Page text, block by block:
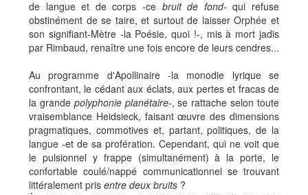
de langue et de corps -ce bruit de fond- qui refuse
obstinément de se taire, et surtout de laisser Orphée et
son signifiant-Mètre -la Poésie, quoi !-, mis à mort jadis
par Rimbaud, renaître une fois encore de leurs cendres...
Au programme d'Apollinaire -la monodie lyrique se
confrontant, le cédant aux éclats, aux pertes et fracas de
la grande polyphonie planétaire-, se rattache selon toute
vraisemblance Heidsieck, faisant œuvre des dimensions
pragmatiques, commotives et, partant, politiques, de la
langue -et de sa profération. Cependant, qui ne voit que
le pulsionnel y frappe (simultanément) à la porte, le
confortable coulé/nappé communicationnel se trouvant
littéralement pris entre deux bruits ?